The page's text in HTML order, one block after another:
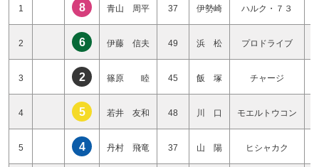
1 8 青山 周平 37 伊勢崎 ハルク・７３
2 6 伊藤 信夫 49 浜 松 プロドライブ
3 2 篠原 睦 45 飯 塚 チャージ
4 5 若井 友和 48 川 口 モエルトウコン
5 4 丹村 飛竜 37 山 陽 ヒシャカク